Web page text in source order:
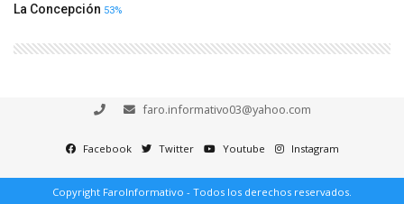
La Concepción 53%
faro.informativo03@yahoo.com
Facebook Twitter Youtube Instagram
Copyright FaroInformativo - Todos los derechos reservados.